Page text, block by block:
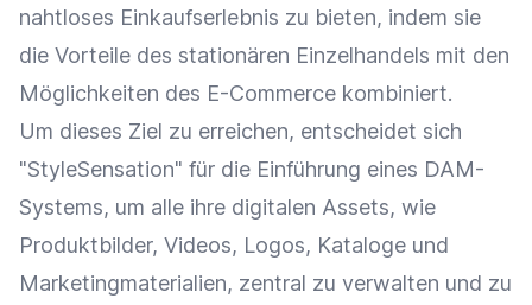
nahtloses Einkaufserlebnis zu bieten, indem sie
die Vorteile des stationären Einzelhandels mit den
Möglichkeiten des E-Commerce kombiniert.
Um dieses Ziel zu erreichen, entscheidet sich
"StyleSensation" für die Einführung eines DAM-
Systems, um alle ihre digitalen Assets, wie
Produktbilder, Videos, Logos, Kataloge und
Marketingmaterialien, zentral zu verwalten und zu